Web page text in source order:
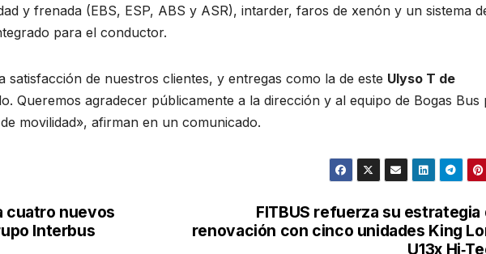
y frenada (EBS, ESP, ABS y ASR), intarder, faros de xenón y un sistema
para el conductor.
satisfacción de nuestros clientes, y entregas como la de este Ulyso T de
Queremos agradecer públicamente a la dirección y al equipo de Bogas Bus
movilidad», afirman en un comunicado.
FITBUS refuerza su estrategia
renovación con cinco unidades King
U13x
cuatro nuevos
Interbus